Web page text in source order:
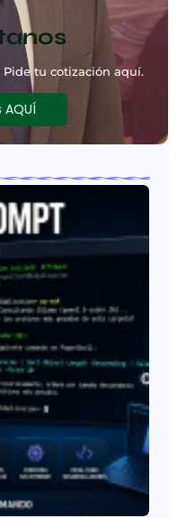
Pide tu cotización aquí.